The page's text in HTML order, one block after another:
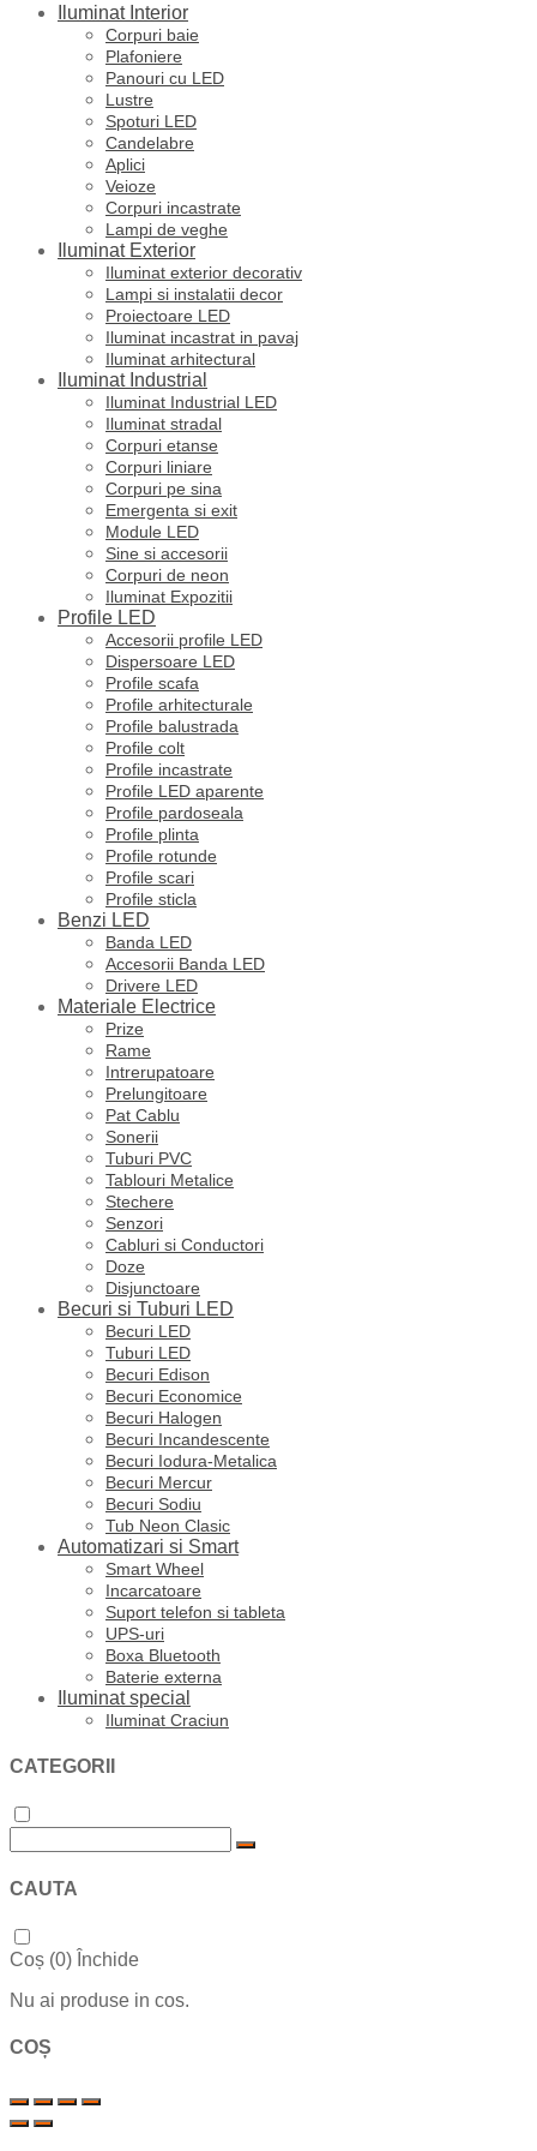
Iluminat Interior
Corpuri baie
Plafoniere
Panouri cu LED
Lustre
Spoturi LED
Candelabre
Aplici
Veioze
Corpuri incastrate
Lampi de veghe
Iluminat Exterior
Iluminat exterior decorativ
Lampi si instalatii decor
Proiectoare LED
Iluminat incastrat in pavaj
Iluminat arhitectural
Iluminat Industrial
Iluminat Industrial LED
Iluminat stradal
Corpuri etanse
Corpuri liniare
Corpuri pe sina
Emergenta si exit
Module LED
Sine si accesorii
Corpuri de neon
Iluminat Expozitii
Profile LED
Accesorii profile LED
Dispersoare LED
Profile scafa
Profile arhitecturale
Profile balustrada
Profile colt
Profile incastrate
Profile LED aparente
Profile pardoseala
Profile plinta
Profile rotunde
Profile scari
Profile sticla
Benzi LED
Banda LED
Accesorii Banda LED
Drivere LED
Materiale Electrice
Prize
Rame
Intrerupatoare
Prelungitoare
Pat Cablu
Sonerii
Tuburi PVC
Tablouri Metalice
Stechere
Senzori
Cabluri si Conductori
Doze
Disjunctoare
Becuri si Tuburi LED
Becuri LED
Tuburi LED
Becuri Edison
Becuri Economice
Becuri Halogen
Becuri Incandescente
Becuri Iodura-Metalica
Becuri Mercur
Becuri Sodiu
Tub Neon Clasic
Automatizari si Smart
Smart Wheel
Incarcatoare
Suport telefon si tableta
UPS-uri
Boxa Bluetooth
Baterie externa
Iluminat special
Iluminat Craciun
CATEGORII
CAUTA
Coș (0) Închide
Nu ai produse in cos.
COȘ